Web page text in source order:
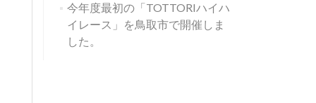
今年度最初の「TOTTORIハイハ
イレース」を鳥取市で開催しま
した。